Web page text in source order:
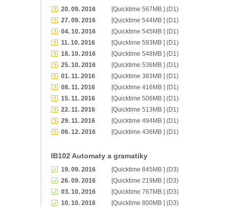
20. 09. 2016
[Quicktime 567MB ] (D1)
27. 09. 2016
[Quicktime 544MB ] (D1)
04. 10. 2016
[Quicktime 545MB ] (D1)
11. 10. 2016
[Quicktime 593MB ] (D1)
18. 10. 2016
[Quicktime 548MB ] (D1)
25. 10. 2016
[Quicktime 536MB ] (D1)
01. 11. 2016
[Quicktime 383MB ] (D1)
08. 11. 2016
[Quicktime 416MB ] (D1)
15. 11. 2016
[Quicktime 506MB ] (D1)
22. 11. 2016
[Quicktime 513MB ] (D1)
29. 11. 2016
[Quicktime 494MB ] (D1)
06. 12. 2016
[Quicktime 436MB ] (D1)
IB102 Automaty a gramatiky
19. 09. 2016
[Quicktime 845MB ] (D3)
26. 09. 2016
[Quicktime 219MB ] (D3)
03. 10. 2016
[Quicktime 767MB ] (D3)
10. 10. 2016
[Quicktime 800MB ] (D3)